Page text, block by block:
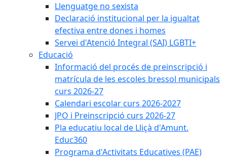
Llenguatge no sexista
Declaració institucional per la igualtat
efectiva entre dones i homes
Servei d'Atenció Integral (SAI) LGBTI+
Educació
Informació del procés de preinscripció i
matrícula de les escoles bressol municipals
curs 2026-27
Calendari escolar curs 2026-2027
JPO i Preinscripció curs 2026-27
Pla educatiu local de Lliçà d'Amunt.
Educ360
Programa d'Activitats Educatives (PAE)